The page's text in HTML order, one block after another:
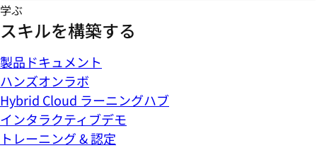
学ぶ
スキルを構築する
製品ドキュメント
ハンズオンラボ
Hybrid Cloud ラーニングハブ
インタラクティブデモ
トレーニング & 認定